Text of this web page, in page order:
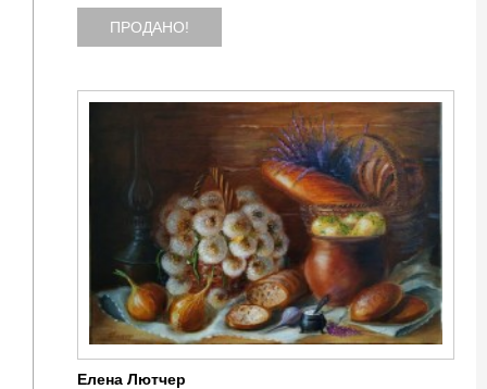
ПРОДАНО!
Елена Лютчер